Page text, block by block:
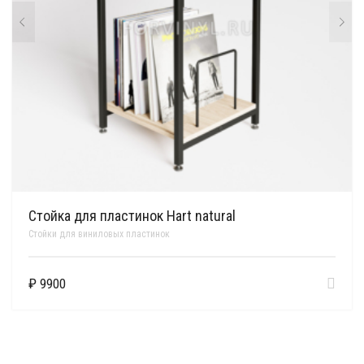
Стойка для пластинок Hart natural
Стойки для виниловых пластинок
₽ 9900